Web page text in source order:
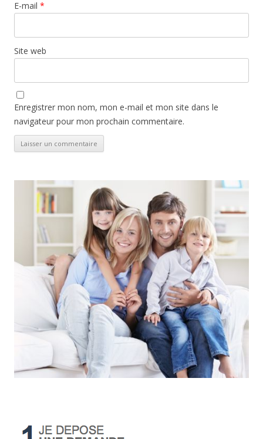
E-mail *
Site web
Enregistrer mon nom, mon e-mail et mon site dans le
navigateur pour mon prochain commentaire.